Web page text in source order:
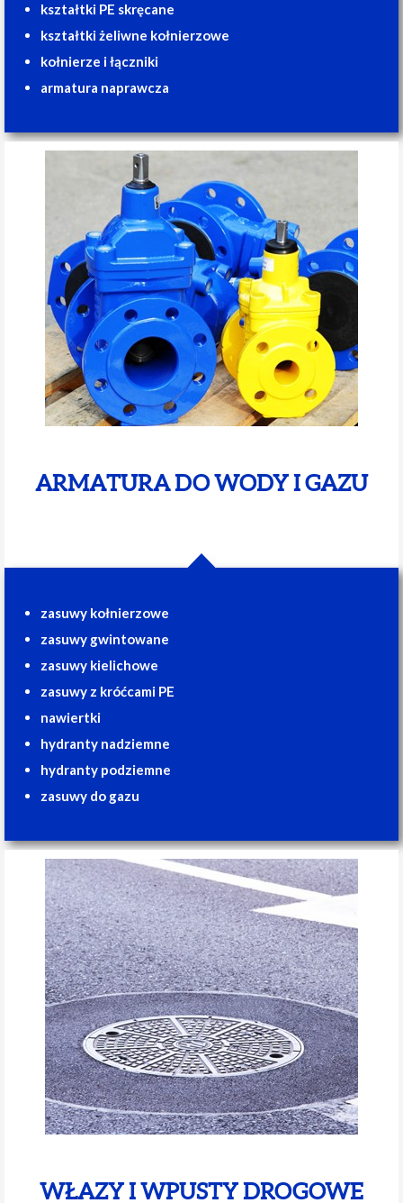
kształtki PE skręcane
kształtki żeliwne kołnierzowe
kołnierze i łączniki
armatura naprawcza
ARMATURA DO WODY I GAZU
zasuwy kołnierzowe
zasuwy gwintowane
zasuwy kielichowe
zasuwy z króćcami PE
nawiertki
hydranty nadziemne
hydranty podziemne
zasuwy do gazu
WŁAZY I WPUSTY DROGOWE